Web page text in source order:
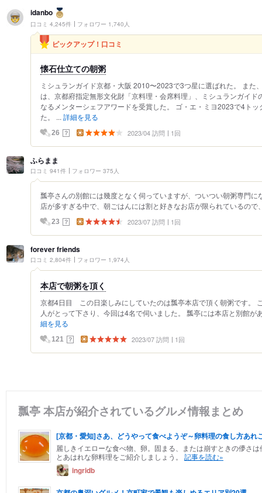
idanbo
口コミ 4,245件 フォロワー 1,740人
ピックアップ！口コミ
懐石仕立ての朝粥
ミシュランガイド京都・大阪 2010〜2023で3つ星に選ばれた。 また
は、京都府指定無形文化財「京料理・会席料理」、ミシュランガイド
なるメンターシェフアワードを受賞した。 ゴ・エ・ミヨ2023で4ト
た。 ... 詳細を見る
26 ？ 2023/04 訪問 1回
ふらまま
口コミ 941件 フォロワー 375人
瓢亭さんの別館には幾度となく伺っていますが、ついつい朝粥専門
店が多すぎる中で、朝ごはんには割と好きなお店が限られているの
23 ？ 2023/07 訪問 1回
forever friends
口コミ 2,804件 フォロワー 1,974人
本店で朝粥を頂く
京都4日目 この日楽しみにしていたのは瓢亭本店で頂く朝粥です。
人がとって下さり、今回は4名で伺いました。 瓢亭には本店と別館が
細を見る
121 ？ 2023/07 訪問 1回
瓢亭 本店が紹介されているグルメ情報まとめ
[京都・愛知]さあ、どうやって食べようぞ～卵料理の食し方あれ
麗しきイエローな食べ物、卵。固まる、または崩すときの儚さ
とあはれな卵料理をご紹介しましょう。
記事を読む»
ingridb